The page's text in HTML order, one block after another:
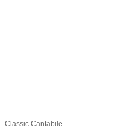
Classic Cantabile